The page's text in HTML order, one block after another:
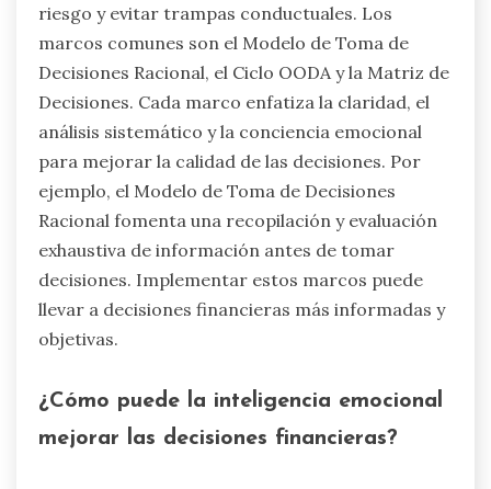
riesgo y evitar trampas conductuales. Los
marcos comunes son el Modelo de Toma de
Decisiones Racional, el Ciclo OODA y la Matriz de
Decisiones. Cada marco enfatiza la claridad, el
análisis sistemático y la conciencia emocional
para mejorar la calidad de las decisiones. Por
ejemplo, el Modelo de Toma de Decisiones
Racional fomenta una recopilación y evaluación
exhaustiva de información antes de tomar
decisiones. Implementar estos marcos puede
llevar a decisiones financieras más informadas y
objetivas.
¿Cómo puede la inteligencia emocional
mejorar las decisiones financieras?